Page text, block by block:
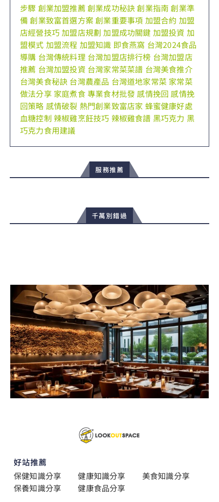
步驟 創業加盟推薦 創業成功秘訣創業指南 創業準
備創業致富首選方案創業重要事項 加盟合約 加盟
店經營技巧加盟店規劃 加盟成功關鍵 加盟投資 加
盟模式 加盟流程 加盟知識 即食燕窩 台灣2024食品
導購 台灣傳統料理 台灣加盟店排行榜 台灣加盟店
推薦 台灣加盟投資 台灣家常菜菜譜 台灣美食推介
台灣美食秘訣 台灣農產品 台灣道地家常菜 家常菜
做法分享 家庭煮食專業食材批發感情挽回 感情挽
回策略 感情破裂 熱門創業致富店家 蜂蜜健康好處
血糖控制 辣椒雞烹飪技巧 辣椒雞食譜 黑巧克力 黑
巧克力食用建議
服務推薦
千萬別錯過
好站推薦
保健知識分享
健康知識分享
美食知識分享
保養知識分享
健康食品分享